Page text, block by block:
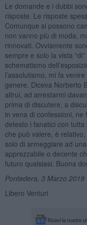
Le domande e i dubbi
risposte. Le risposte
Comunque si possono
non vanno più di moda,
rinnovati. Ovviamente
sempre e solo la vista
schematismo
l’assolutismo, mi fa
genere. Diceva Norberto
altrui, ad arrestarmi
prima di discutere, a
in vena di confessioni,
detesto i fanatici con
che può valere, è
solo di armeggiare ad
apprezzabile o decente
futuro qualsiasi. Buona
Pontedera, 3 Marzo 2019
Libero Venturi